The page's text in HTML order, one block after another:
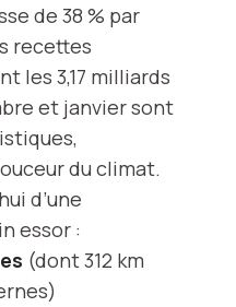
de 38 % par
recettes
les 3,17 milliards
et janvier sont
du climat.
d’une
essor :
(dont 312 km